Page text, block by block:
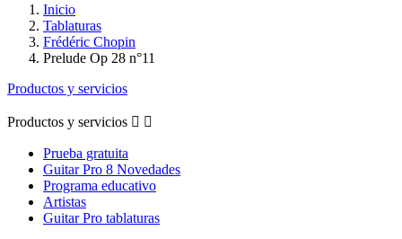
Inicio
Tablaturas
Frédéric Chopin
Prelude Op 28 n°11
Productos y servicios
Productos y servicios  
Prueba gratuita
Guitar Pro 8 Novedades
Programa educativo
Artistas
Guitar Pro tablaturas